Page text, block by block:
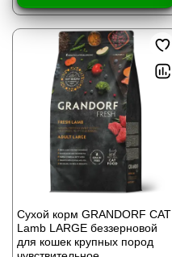
Сухой корм GRANDORF CAT
Lamb LARGE беззерновой
для кошек крупных пород